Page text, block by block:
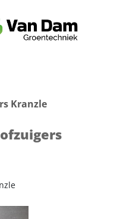
Kranzle